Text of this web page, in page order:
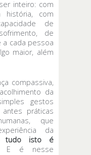
inteiro: com
história, com
de
de
cada pessoa
maior, além
compassiva,
da
gestos
práticas
que
da
tudo isto é
E é nesse